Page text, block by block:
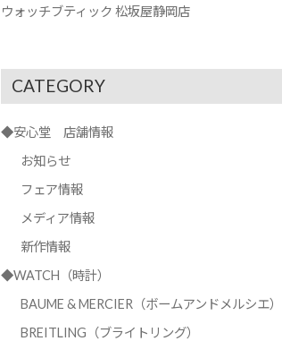
ウォッチブティック 松坂屋静岡店
CATEGORY
◆安心堂 店舗情報
お知らせ
フェア情報
メディア情報
新作情報
◆WATCH（時計）
BAUME & MERCIER（ボームアンドメルシエ）
BREITLING（ブライトリング）